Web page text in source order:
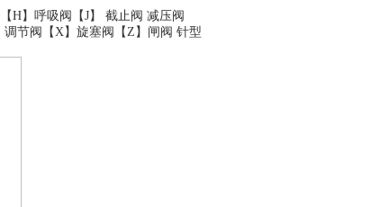
【H】 呼吸阀 【J】 截止阀 减压阀
调节阀 【X】 旋塞阀 【Z】 闸阀 针型